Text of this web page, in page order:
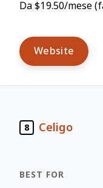
Da $19.50/mese
Website
8 Celigo